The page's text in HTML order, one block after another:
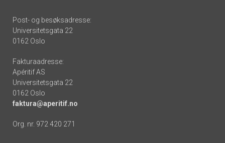
Post- og besøksadresse:
Universitetsgata 22
0162 Oslo
Fakturaadresse:
Apéritif AS
Universitetsgata 22
0162 Oslo
faktura@aperitif.no
Org. nr. 972 420 271